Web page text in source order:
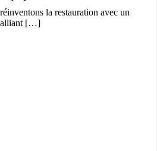
la restauration avec un
alliant […]